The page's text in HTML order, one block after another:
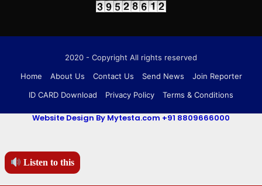
Listen to this
2020 - Copyright All rights reserved
Home
About Us Contact Us Send News
Join Reporter
ID CARD Download
Privacy Policy Terms & Conditions
Website Design By Mytesta.com +91 8809666000